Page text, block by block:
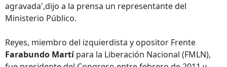
agravada',dijo a la prensa un representante del
Ministerio Público.
Reyes, miembro del izquierdista y opositor Frente
Farabundo Martípara la Liberación Nacional (FMLN),